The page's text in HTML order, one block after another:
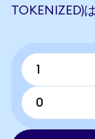
TOKENIZED)